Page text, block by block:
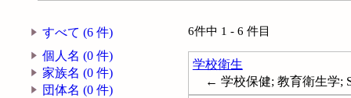
すべて (6 件)
個人名 (0 件)
家族名 (0 件)
団体名 (0 件)
6件中 1 - 6 件目
学校衛生
← 学校保健; 教育衛生学;